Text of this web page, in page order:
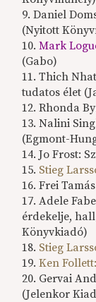
9. Daniel
(Nyitott
10.Mark
(Gabo)
11. Thich
tudatos élet
12. Rhonda
13. Nalini
(Egmont-
14. Jo Frost:
15. Stieg
16. Frei
17. Adele
érdekelje,
Könyvkiadó)
18. Stieg
19.Ken
20. Gervai
(Jelenkor